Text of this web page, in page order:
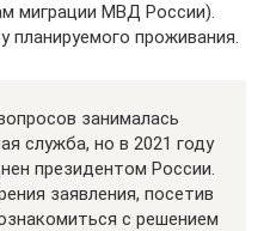
миграции МВД России).
планируемого проживания.
занималась
служба, но в 2021 году
президентом России.
заявления, посетив
с решением